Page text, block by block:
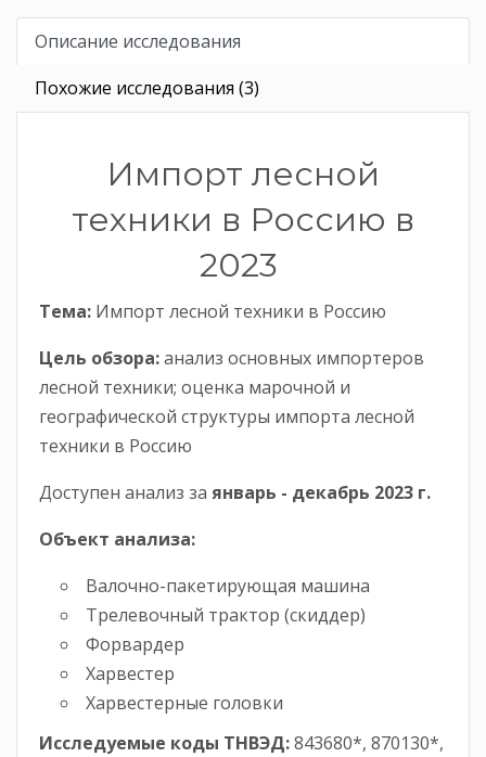
Описание исследования
Похожие исследования (3)
Импорт лесной
техники в Россию в
2023
Тема: Импорт лесной техники в Россию
Цель обзора:анализ основных импортеров
лесной техники; оценка марочной и
географической структуры импорта лесной
техники в Россию
Доступен анализ за январь - декабрь 2023 г.
Объект анализа:
Валочно-пакетирующая машина
Трелевочный трактор (скиддер)
Форвардер
Харвестер
Харвестерные головки
Исследуемые коды ТНВЭД:843680*, 870130*,